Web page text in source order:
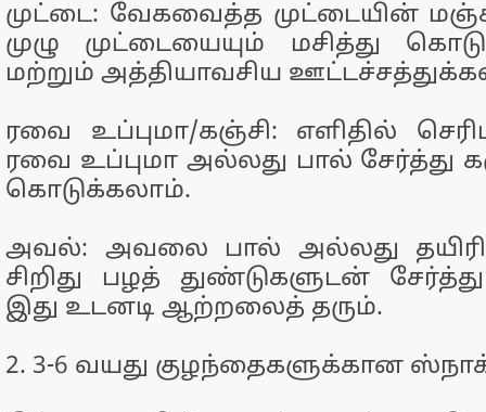
முட்டை: வேகவைத்த முட்டையின்
முழு முட்டையையும் மசித்து
மற்றும் அத்தியாவசிய
ரவை உப்புமா/கஞ்சி: எளிதில்
ரவை உப்புமா அல்லது பால் சேர்த்து
கொடுக்கலாம்.
அவல்: அவலை பால் அல்லது
சிறிது பழத் துண்டுகளுடன்
இது உடனடி ஆற்றலைத் தரும்.
2. 3-6 வயது குழந்தைகளுக்கான